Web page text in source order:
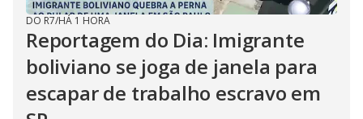
DO R7/HÁ 1 HORA
Reportagem do Dia: Imigrante
boliviano se joga de janela para
escapar de trabalho escravo em